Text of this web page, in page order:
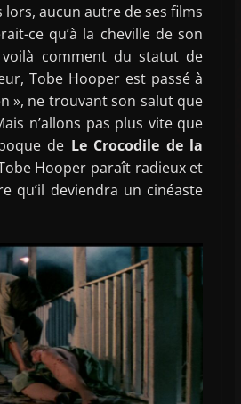
aucun autre de ses films
ce qu’à la cheville de son
comment du statut de
Tobe Hooper est passé à
», ne trouvant son salut que
n’allons pas plus vite que
de Le Crocodile de la
Hooper paraît radieux et
qu’il deviendra un cinéaste